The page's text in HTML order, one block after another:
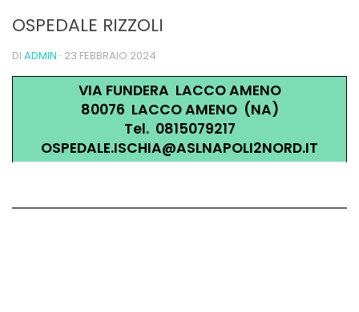
OSPEDALE RIZZOLI
DI ADMIN · 23 FEBBRAIO 2024
VIA FUNDERA LACCO AMENO
80076 LACCO AMENO (NA)
Tel. 0815079217
OSPEDALE.ISCHIA@ASLNAPOLI2NORD.IT